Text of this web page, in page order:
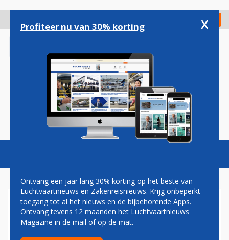
gaan
Check in
Magazine Podcasts Vacatures
AMERICAN AIRLINES DAAGT
KLM UIT OP SCHIPHOL
Profiteer nu van 30% korting x
Ontvang een jaar lang 30% korting op het beste van
Luchtvaartnieuws en Zakenreisnieuws. Krijg onbeperkt
toegang tot al het nieuws en de bijbehorende Apps.
Ontvang tevens 12 maanden het Luchtvaartnieuws
Magazine in de mail of op de mat.